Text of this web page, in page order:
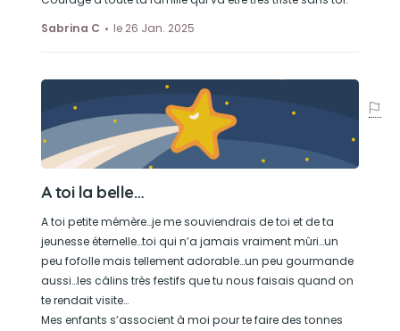
Mais sa grande passion c'était de manger...
Sabrina C
le 26 Jan. 2025
A toi la belle…
A toi petite mémère…je me souviendrais de toi et de ta
jeunesse éternelle…toi qui n’a jamais vraiment mûri…un
peu fofolle mais tellement adorable…un peu gourmande
aussi…les câlins très festifs que tu nous faisais quand on
te rendait visite…
Mes enfants s’associent à moi pour te faire des tonnes